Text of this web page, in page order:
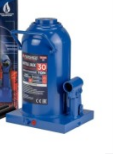
30,0 t 255 - 465 mm FORSAGE
EURO (9613)